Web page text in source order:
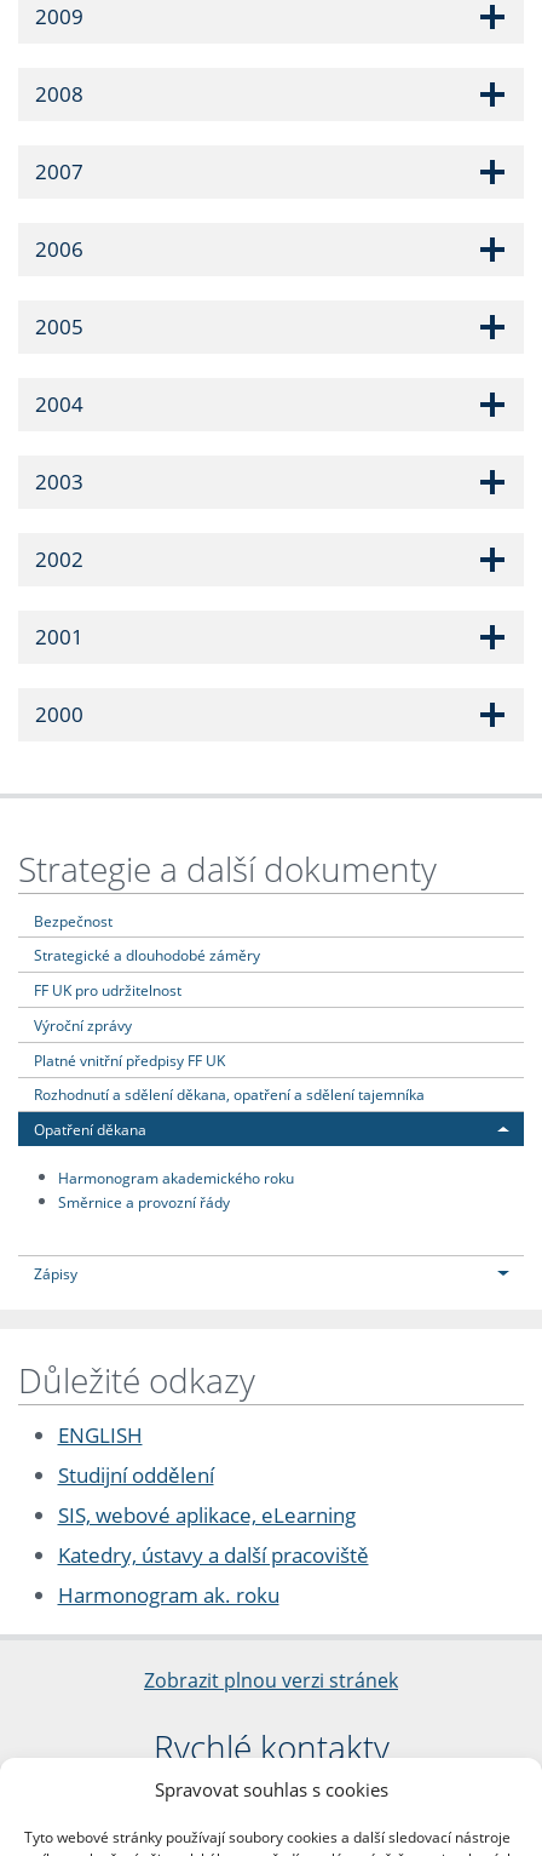
Spravovat souhlas s cookies
Tyto webové stránky používají soubory cookies a další sledovací nástroje
2009
2008
2007
2006
2005
2004
2003
2002
2001
2000
Strategie a další dokumenty
Bezpečnost
Strategické a dlouhodobé záměry
FF UK pro udržitelnost
Výroční zprávy
Platné vnitřní předpisy FF UK
Rozhodnutí a sdělení děkana, opatření a sdělení tajemníka
Opatření děkana
Harmonogram akademického roku
Směrnice a provozní řády
Zápisy
Důležité odkazy
ENGLISH
Studijní oddělení
SIS, webové aplikace, eLearning
Katedry, ústavy a další pracoviště
Harmonogram ak. roku
Zobrazit plnou verzi stránek
Rychlé kontakty
Filozofická fakulta
nám. Jana Palacha 1/2